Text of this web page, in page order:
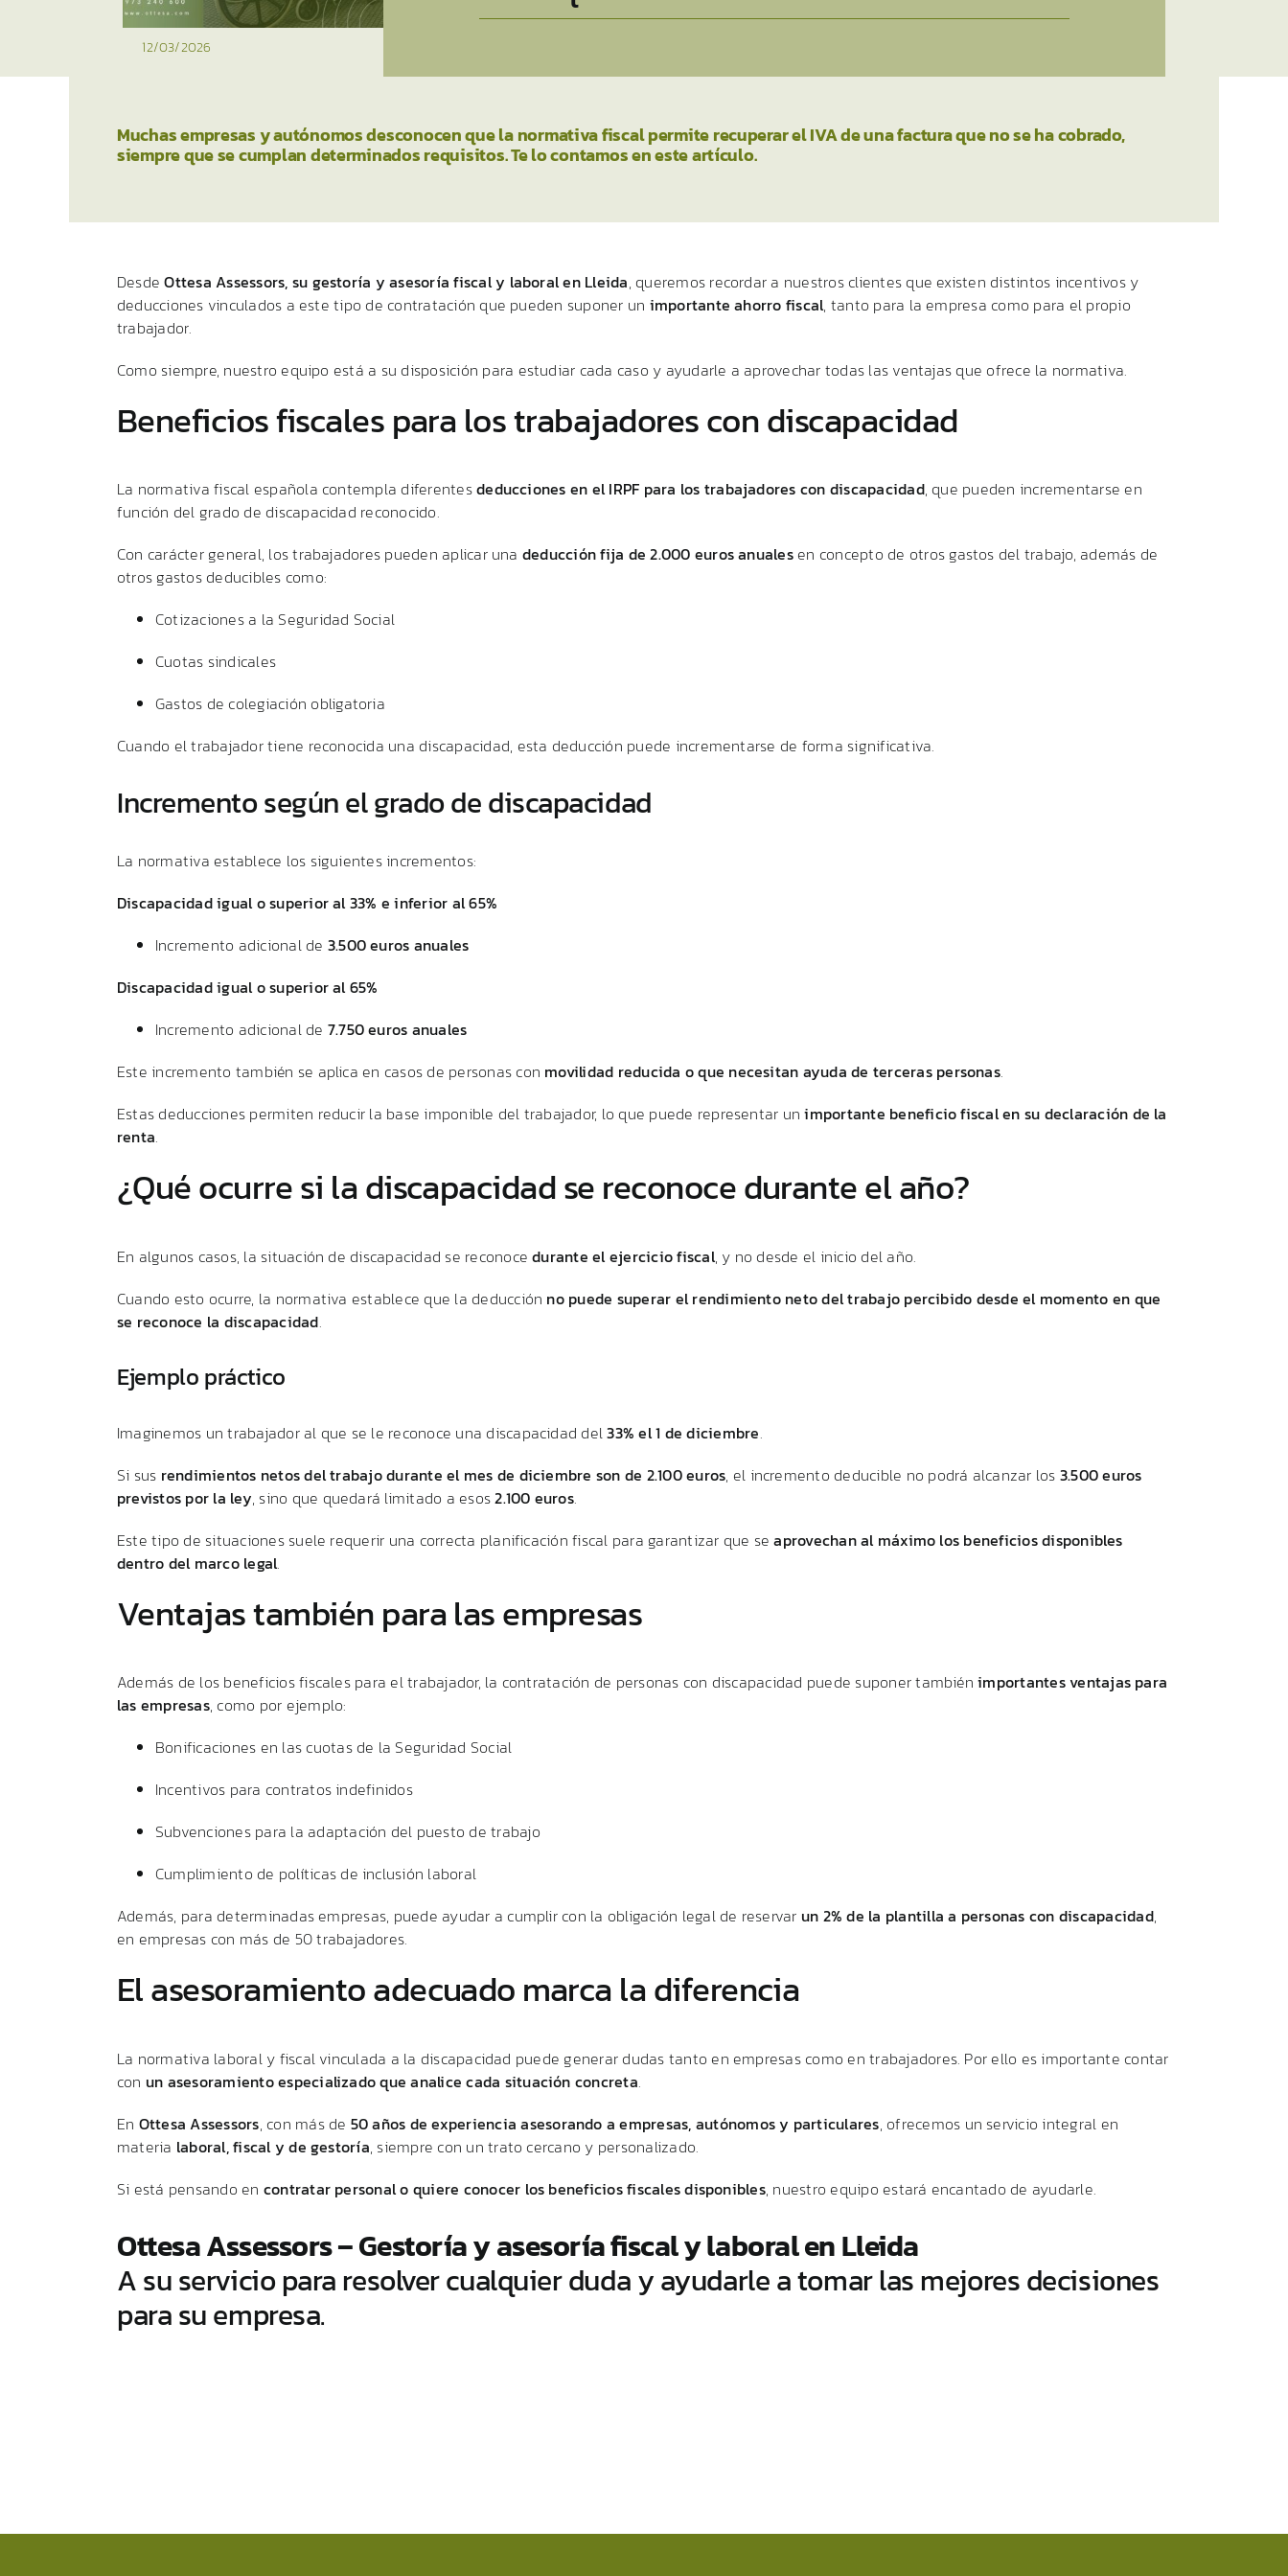
12/03/2026
Muchas empresas y autónomos desconocen que la normativa fiscal permite recuperar el IVA de una factura que no se ha cobrado,
siempre que se cumplan determinados requisitos. Te lo contamos en este artículo.
DesdeOttesaAssessors, su gestoría yasesoríafiscaly laboralen Lleida, queremos recordar a nuestros clientes que existen distintos incentivos y
deducciones vinculados a estetipo de contratación que pueden suponer un importanteahorro fiscal, tanto para la empresa como para el propio
trabajador.
Como siempre, nuestro equipo está a su disposición para estudiar cada caso y ayudarle a aprovechar todas las ventajas que ofrece la normativa.
Beneficiosfiscalesparalostrabajadorescondiscapacidad
La normativafiscal española contempla diferentesdeducciones en elIRPF para los trabajadores con discapacidad, que pueden incrementarse en
función del grado de discapacidad reconocido.
Con carácter general, lostrabajadores pueden aplicar una deducciónfija de2.000 eurosanuales en concepto de otros gastos del trabajo, además de
otros gastos deducibles como:
Cotizaciones a la Seguridad Social
Cuotas sindicales
Gastos de colegiación obligatoria
Cuando eltrabajadortiene reconocida una discapacidad, esta deducción puede incrementarse de forma significativa.
Incrementosegúnelgradodediscapacidad
La normativa establece los siguientes incrementos:
Discapacidadigualosuperioral33% einferior al65%
Incremento adicional de 3.500euros anuales
Discapacidadigualosuperioral65%
Incremento adicional de 7.750euros anuales
Este incremento también se aplica en casos de personas con movilidad reducida oque necesitan ayudade terceras personas.
Estas deducciones permiten reducir la base imponible del trabajador, lo que puede representar unimportante beneficiofiscalen su declaración de la
renta.
¿Quéocurresi ladiscapacidadsereconoceduranteelaño?
En algunos casos, la situación de discapacidad se reconoceduranteelejerciciofiscal, y no desde el inicio del año.
Cuando esto ocurre, la normativa establece que la deducción no puede superar elrendimiento netodeltrabajo percibido desdeel momento en que
se reconoce la discapacidad.
Ejemplo práctico
Imaginemos untrabajador al que se le reconoce una discapacidad del33%el1 dediciembre.
Si sus rendimientos netosdeltrabajoduranteel mes de diciembre son de 2.100euros, el incremento deducible no podrá alcanzar los 3.500euros
previstos por la ley, sino que quedará limitado a esos2.100 euros.
Estetipo de situaciones suele requerir una correcta planificaciónfiscal para garantizar que seaprovechanal máximo los beneficiosdisponibles
dentro del marco legal.
Ventajastambiénparalasempresas
Además de los beneficiosfiscales para eltrabajador, la contratación de personas con discapacidad puede suponertambiénimportantesventajas para
las empresas, como por ejemplo:
Bonificaciones en las cuotas de la Seguridad Social
Incentivos para contratos indefinidos
Subvenciones para la adaptación del puesto detrabajo
Cumplimiento de políticas de inclusión laboral
Además, para determinadas empresas, puede ayudar a cumplir con la obligación legal de reservar un 2%de la plantillaa personas con discapacidad,
en empresas con más de 50trabajadores.
Elasesoramientoadecuadomarcaladiferencia
La normativa laboral y fiscal vinculada a la discapacidad puede generar dudas tanto en empresas como entrabajadores. Por ello es importante contar
con un asesoramientoespecializadoqueanalicecada situación concreta.
En OttesaAssessors, con más de 50años deexperienciaasesorando aempresas, autónomosy particulares, ofrecemos un servicio integral en
materia laboral,fiscalyde gestoría, siempre con untrato cercano y personalizado.
Si está pensando en contratar personalo quiere conocer los beneficiosfiscalesdisponibles, nuestro equipo estará encantado de ayudarle.
OttesaAssessors –GestoríayasesoríafiscalylaboralenLleida
Asuserviciopararesolvercualquierdudayayudarleatomarlasmejoresdecisiones
parasuempresa.